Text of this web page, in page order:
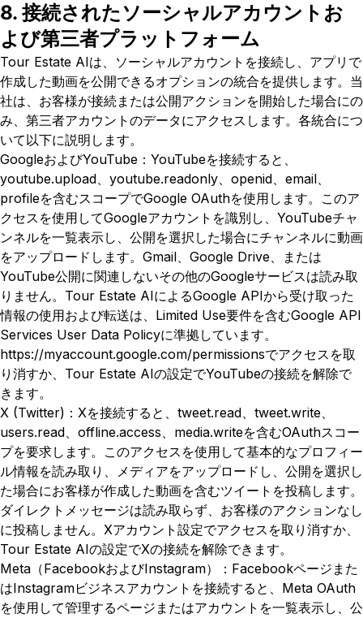
8. 接続されたソーシャルアカウントお
よび第三者プラットフォーム
Tour Estate AIは、ソーシャルアカウントを接続し、アプリで
作成した動画を公開できるオプションの統合を提供します。当
社は、お客様が接続または公開アクションを開始した場合にの
み、第三者アカウントのデータにアクセスします。各統合につ
いて以下に説明します。
GoogleおよびYouTube：YouTubeを接続すると、
youtube.upload、youtube.readonly、openid、email、
profileを含むスコープでGoogle OAuthを使用します。このア
クセスを使用してGoogleアカウントを識別し、YouTubeチャ
ンネルを一覧表示し、公開を選択した場合にチャンネルに動画
をアップロードします。Gmail、Google Drive、または
YouTube公開に関連しないその他のGoogleサービスは読み取
りません。Tour Estate AIによるGoogle APIから受け取った
情報の使用および転送は、Limited Use要件を含むGoogle API
Services User Data Policyに準拠しています。
https://myaccount.google.com/permissionsでアクセスを取
り消すか、Tour Estate AIの設定でYouTubeの接続を解除で
きます。
X (Twitter)：Xを接続すると、tweet.read、tweet.write、
users.read、offline.access、media.writeを含むOAuthスコー
プを要求します。このアクセスを使用して基本的なプロフィー
ル情報を読み取り、メディアをアップロードし、公開を選択し
た場合にお客様が作成した動画を含むツイートを投稿します。
ダイレクトメッセージは読み取らず、お客様のアクションなし
に投稿しません。Xアカウント設定でアクセスを取り消すか、
Tour Estate AIの設定でXの接続を解除できます。
Meta（FacebookおよびInstagram）：Facebookページまた
はInstagramビジネスアカウントを接続すると、Meta OAuth
を使用して管理するページまたはアカウントを一覧表示し、公